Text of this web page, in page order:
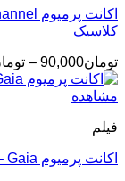
کلاسیک
تومان90,000
–
مشاهده
فیلم
اکانت پرمیوم Gaia – دوره های آموزشی